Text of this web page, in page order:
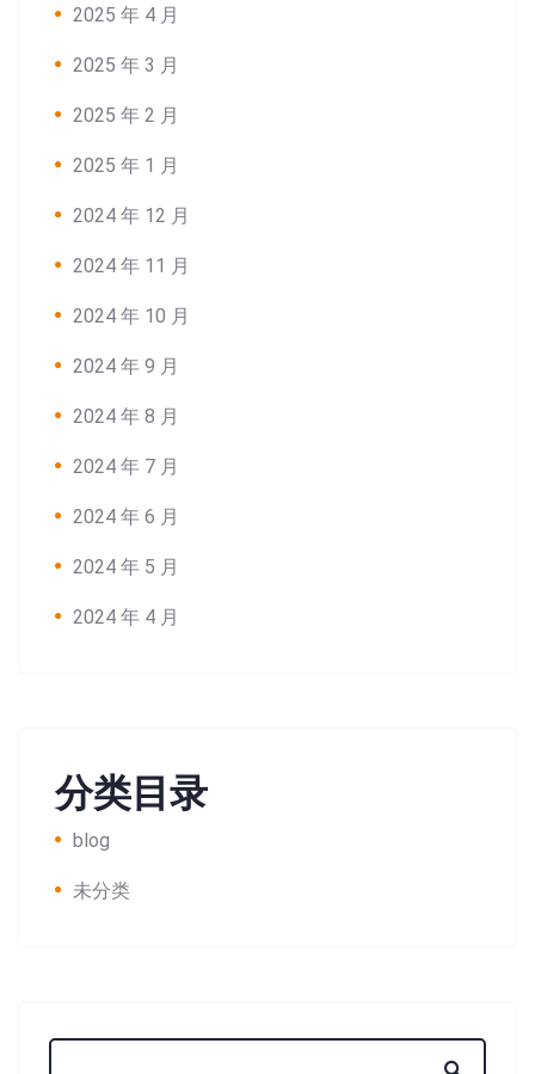
2025 年 4 月
2025 年 3 月
2025 年 2 月
2025 年 1 月
2024 年 12 月
2024 年 11 月
2024 年 10 月
2024 年 9 月
2024 年 8 月
2024 年 7 月
2024 年 6 月
2024 年 5 月
2024 年 4 月
分类目录
blog
未分类